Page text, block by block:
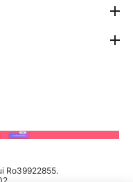
Ro39922855.